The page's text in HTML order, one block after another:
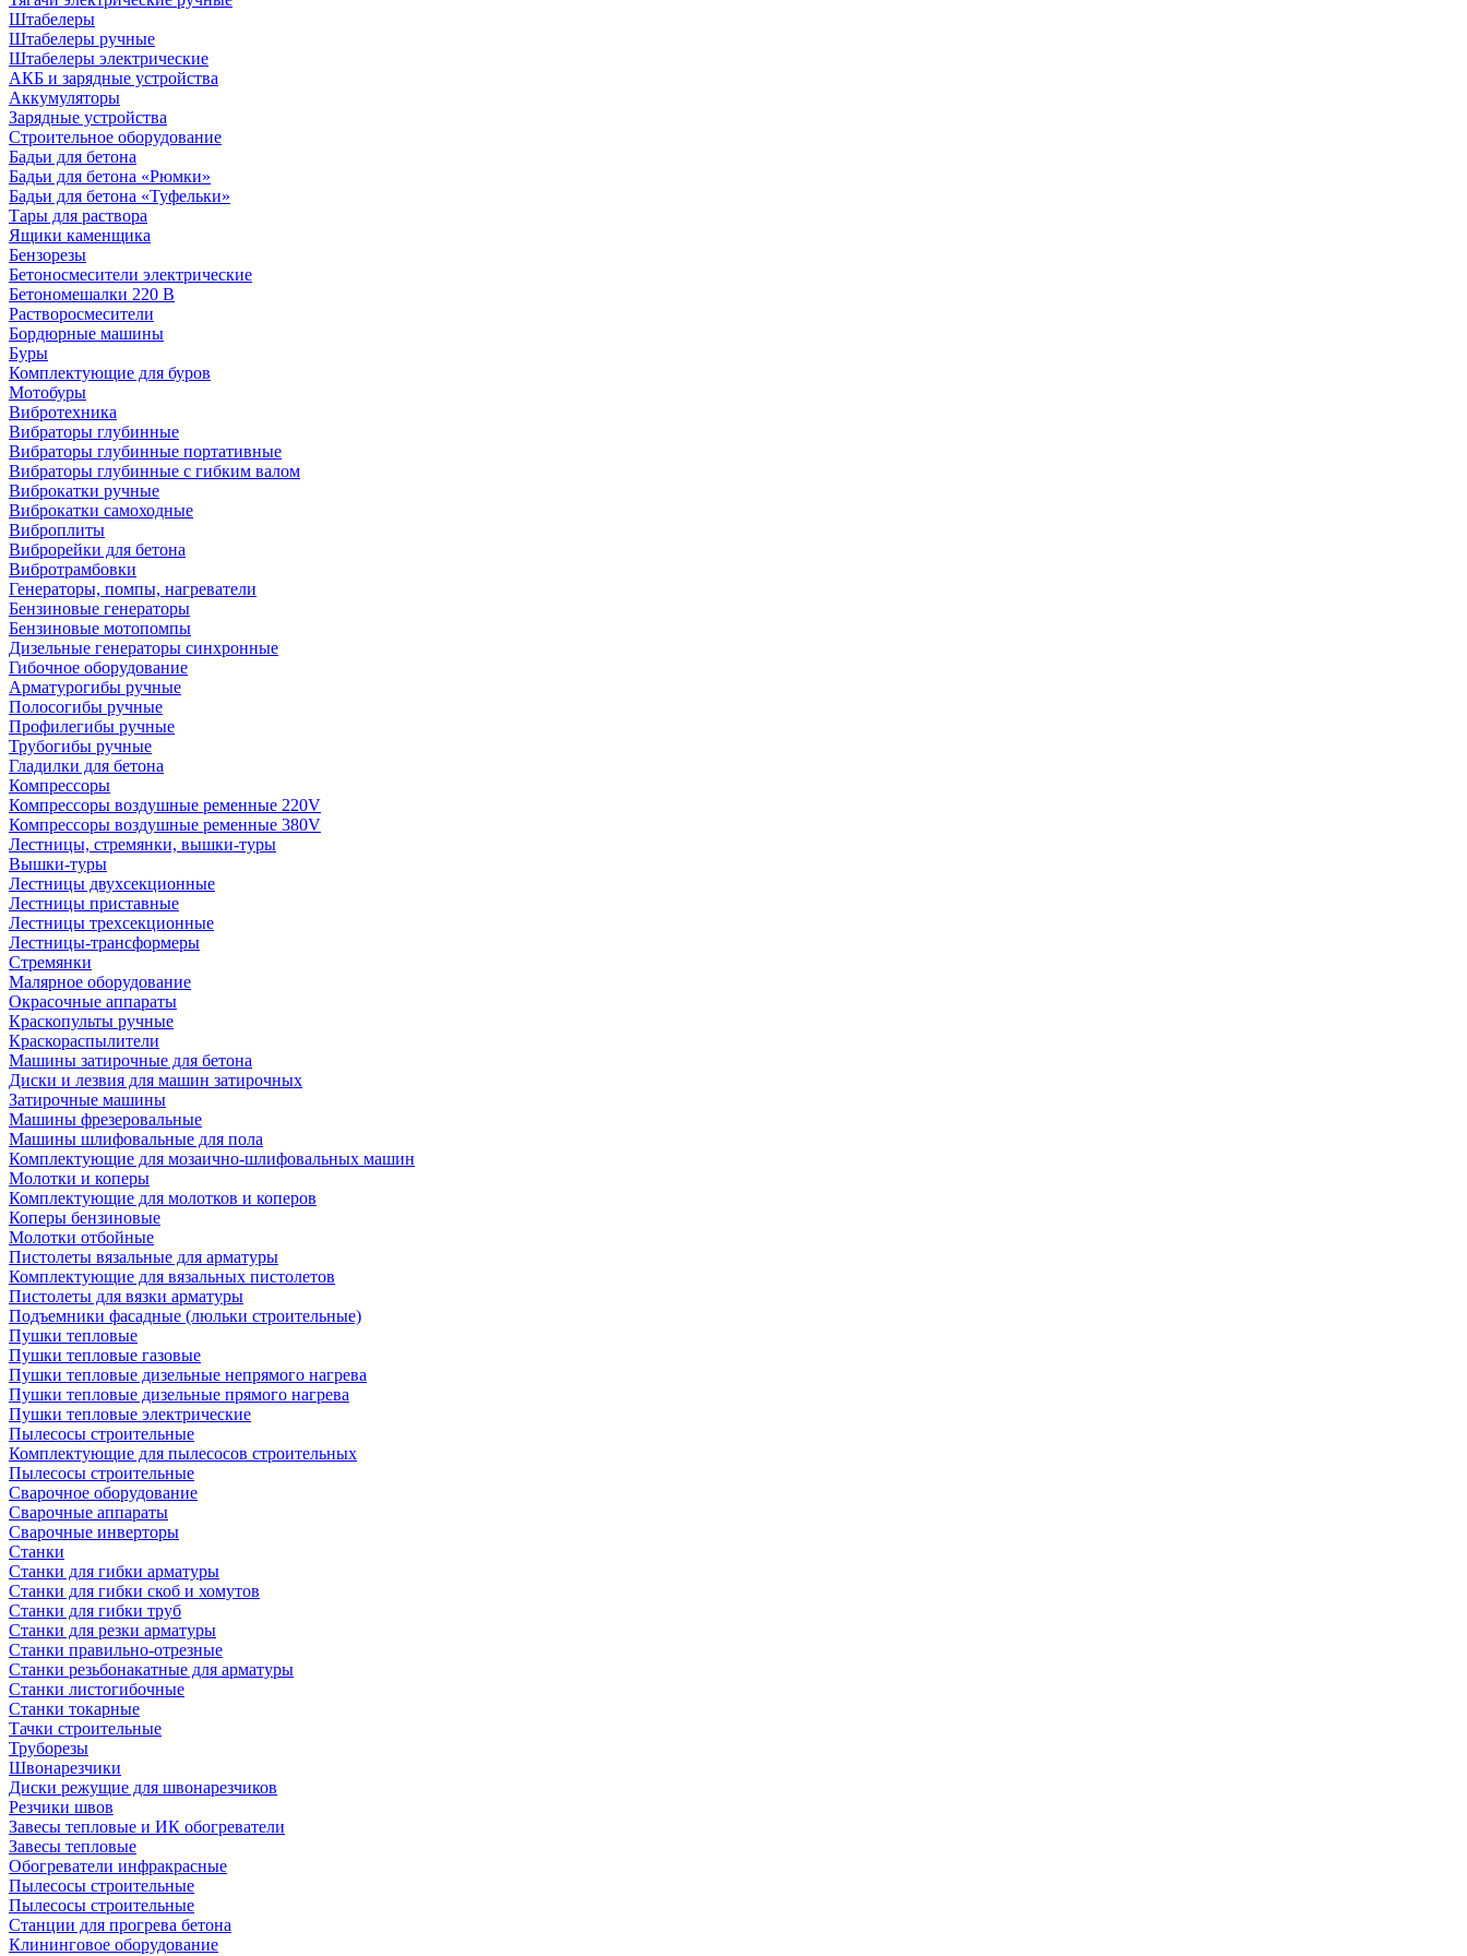
Штабелеры
Штабелеры ручные
Штабелеры электрические
АКБ и зарядные устройства
Аккумуляторы
Зарядные устройства
Строительное оборудование
Бадьи для бетона
Бадьи для бетона «Рюмки»
Бадьи для бетона «Туфельки»
Тары для раствора
Ящики каменщика
Бензорезы
Бетоносмесители электрические
Бетономешалки 220 В
Растворосмесители
Бордюрные машины
Буры
Комплектующие для буров
Мотобуры
Вибротехника
Вибраторы глубинные
Вибраторы глубинные портативные
Вибраторы глубинные с гибким валом
Виброкатки ручные
Виброкатки самоходные
Виброплиты
Виброрейки для бетона
Вибротрамбовки
Генераторы, помпы, нагреватели
Бензиновые генераторы
Бензиновые мотопомпы
Дизельные генераторы синхронные
Гибочное оборудование
Арматурогибы ручные
Полосогибы ручные
Профилегибы ручные
Трубогибы ручные
Гладилки для бетона
Компрессоры
Компрессоры воздушные ременные 220V
Компрессоры воздушные ременные 380V
Лестницы, стремянки, вышки-туры
Вышки-туры
Лестницы двухсекционные
Лестницы приставные
Лестницы трехсекционные
Лестницы-трансформеры
Стремянки
Малярное оборудование
Окрасочные аппараты
Краскопульты ручные
Краскораспылители
Машины затирочные для бетона
Диски и лезвия для машин затирочных
Затирочные машины
Машины фрезеровальные
Машины шлифовальные для пола
Комплектующие для мозаично-шлифовальных машин
Молотки и коперы
Комплектующие для молотков и коперов
Коперы бензиновые
Молотки отбойные
Пистолеты вязальные для арматуры
Комплектующие для вязальных пистолетов
Пистолеты для вязки арматуры
Подъемники фасадные (люльки строительные)
Пушки тепловые
Пушки тепловые газовые
Пушки тепловые дизельные непрямого нагрева
Пушки тепловые дизельные прямого нагрева
Пушки тепловые электрические
Пылесосы строительные
Комплектующие для пылесосов строительных
Пылесосы строительные
Сварочное оборудование
Сварочные аппараты
Сварочные инверторы
Станки
Станки для гибки арматуры
Станки для гибки скоб и хомутов
Станки для гибки труб
Станки для резки арматуры
Станки правильно-отрезные
Станки резьбонакатные для арматуры
Станки листогибочные
Станки токарные
Тачки строительные
Труборезы
Швонарезчики
Диски режущие для швонарезчиков
Резчики швов
Завесы тепловые и ИК обогреватели
Завесы тепловые
Обогреватели инфракрасные
Пылесосы строительные
Пылесосы строительные
Станции для прогрева бетона
Клининговое оборудование